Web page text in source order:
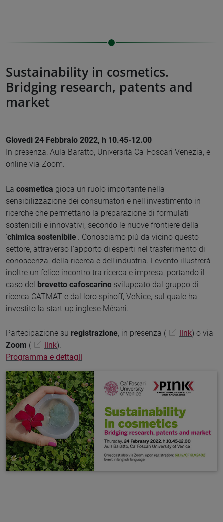
Sustainability in cosmetics.
Bridging research, patents and
market
Giovedì 24 Febbraio 2022, h 10.45-12.00
In presenza: Aula Baratto, Università Ca’ Foscari Venezia, e
online via Zoom.
La cosmetica gioca un ruolo importante nella
sensibilizzazione dei consumatori e nell’investimento in
ricerche che permettano la preparazione di formulati
sostenibili e innovativi, secondo le nuove frontiere della
'chimica sostenibile'. Conosciamo più da vicino questo
settore, attraverso l'apporto di esperti nel trasferimento di
conoscenza, della ricerca e dell'industria. L'evento illustrerà
inoltre un felice incontro tra ricerca e impresa, portando il
caso del brevetto cafoscarino sviluppato dal gruppo di
ricerca CATMAT e dal loro spinoff, VeNice, sul quale ha
investito la start-up inglese Mérani.
Partecipazione su registrazione, in presenza ( link) o via
Zoom ( link).
Programma e dettagli